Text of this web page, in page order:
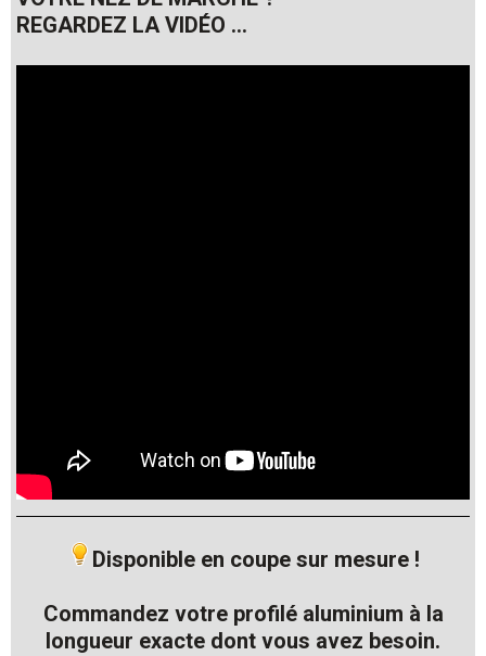
REGARDEZ LA VIDÉO ...
Disponible en coupe sur mesure !
Commandez votre profilé aluminium à la
longueur exacte dont vous avez besoin.